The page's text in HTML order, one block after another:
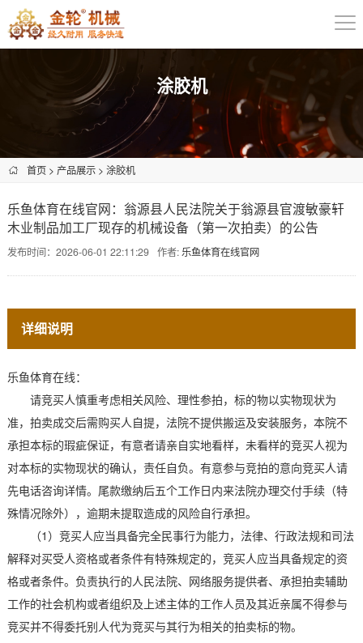
涂胶机
首页> 产品展示> 涂胶机
乐鱼体育在线官网：翁源县人民法院关于翁源县官渡敏豪轩
木业制品加工厂现存的机械设备（第一次拍卖）的公告
发布时间：2026-06-01 22:11:29 作者: 乐鱼体育在线官网
详细说明
乐鱼体育在线：
请竞买人慎重考虑相关风险、理性参拍，标的物以实物现状为
准，拍卖成交后需购买人自提，法院不提供搬运及安装服务，本院不
承担本标的瑕疵保证，有意者请亲自实地看样，未看样的竞买人视为
对本标的实物现状的确认，责任自负。有意参与竞拍的意向竞买人请
先电话咨询详情。尾款缴纳后五个工作日内来法院办理交付手续（特
殊情况除外），逾期未提取造成的风险自行承担。
（1）竞买人应当具备完全民事行为能力，法律、行政法规和司法
解释对买受人资格或者条件有特殊规定的，竞买人应当具备规定的资
格或者条件。负责执行的人民法院、网络服务提供者、承担拍卖辅助
工作的社会机构或者组织及上述主体的工作人员及其近亲属不得参与
竞买并不得委托别人代为竞买与其行为相关的拍卖标的物。